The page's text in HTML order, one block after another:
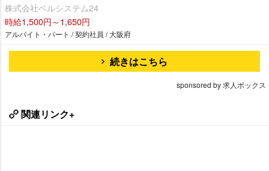
株式会社ベルシステム24
時給1,500円～1,650円
アルバイト・パート / 契約社員 / 大阪府
続きはこちら
sponsored by 求人ボックス
関連リンク+